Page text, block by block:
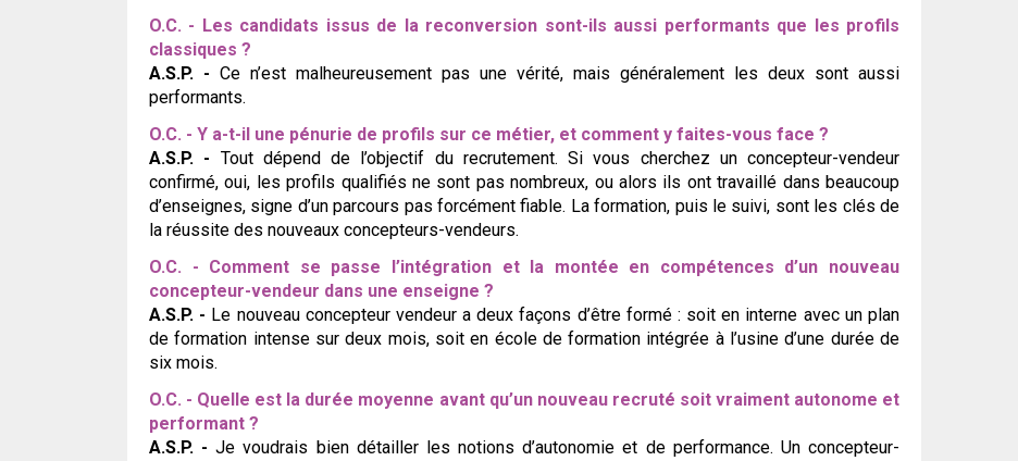
O.C. - Les candidats issus de la reconversion sont-ils aussi performants que les profils
classiques ?
A.S.P. - Ce n’est malheureusement pas une vérité, mais généralement les deux sont aussi
performants.
O.C. - Y a-t-il une pénurie de profils sur ce métier, et comment y faites-vous face ?
A.S.P. - Tout dépend de l’objectif du recrutement. Si vous cherchez un concepteur-vendeur
confirmé, oui, les profils qualifiés ne sont pas nombreux, ou alors ils ont travaillé dans beaucoup
d’enseignes, signe d’un parcours pas forcément fiable. La formation, puis le suivi, sont les clés de
la réussite des nouveaux concepteurs-vendeurs.
O.C. - Comment se passe l’intégration et la montée en compétences d’un nouveau
concepteur-vendeur dans une enseigne ?
A.S.P. - Le nouveau concepteur vendeur a deux façons d’être formé : soit en interne avec un plan
de formation intense sur deux mois, soit en école de formation intégrée à l’usine d’une durée de
six mois.
O.C. - Quelle est la durée moyenne avant qu’un nouveau recruté soit vraiment autonome et
performant ?
A.S.P. -Je voudrais bien détailler les notions d’autonomie et de performance. Un concepteur-